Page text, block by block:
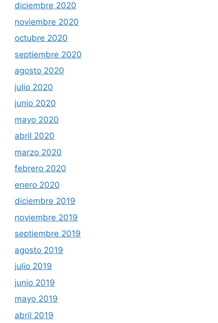
diciembre 2020
noviembre 2020
octubre 2020
septiembre 2020
agosto 2020
julio 2020
junio 2020
mayo 2020
abril 2020
marzo 2020
febrero 2020
enero 2020
diciembre 2019
noviembre 2019
septiembre 2019
agosto 2019
julio 2019
junio 2019
mayo 2019
abril 2019